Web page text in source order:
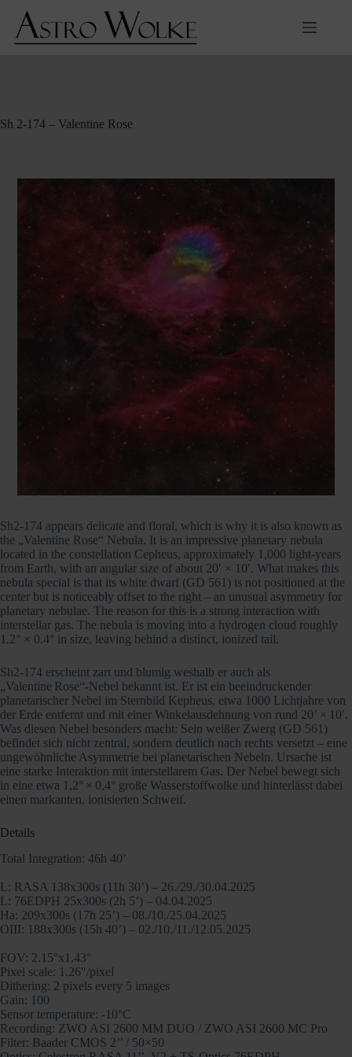
Inhalt
springen
Sh 2-174 – Valentine Rose
Sh2-174 appears delicate and floral, which is why it is also known as
the „Valentine Rose“ Nebula. It is an impressive planetary nebula
located in the constellation Cepheus, approximately 1,000 light-years
from Earth, with an angular size of about 20′ × 10′. What makes this
nebula special is that its white dwarf (GD 561) is not positioned at the
center but is noticeably offset to the right – an unusual asymmetry for
planetary nebulae. The reason for this is a strong interaction with
interstellar gas. The nebula is moving into a hydrogen cloud roughly
1.2° × 0.4° in size, leaving behind a distinct, ionized tail.
Sh2‑174 erscheint zart und blumig weshalb er auch als
„Valentine Rose“-Nebel bekannt ist. Er ist ein beeindruckender
planetarischer Nebel im Sternbild Kepheus, etwa 1000 Lichtjahre von
der Erde entfernt und mit einer Winkelausdehnung von rund 20’ × 10′.
Was diesen Nebel besonders macht: Sein weißer Zwerg (GD 561)
befindet sich nicht zentral, sondern deutlich nach rechts versetzt – eine
ungewöhnliche Asymmetrie bei planetarischen Nebeln. Ursache ist
eine starke Interaktion mit interstellarem Gas. Der Nebel bewegt sich
in eine etwa 1,2° × 0,4° große Wasserstoffwolke und hinterlässt dabei
einen markanten, ionisierten Schweif.
Details
Total Integration: 46h 40’
L: RASA 138x300s (11h 30’) – 26./29./30.04.2025
L: 76EDPH 25x300s (2h 5’) – 04.04.2025
Ha: 209x300s (17h 25’) – 08./10./25.04.2025
OIII: 188x300s (15h 40’) – 02./10./11./12.05.2025
FOV: 2.15°x1.43°
Pixel scale: 1.26″/pixel
Dithering: 2 pixels every 5 images
Gain: 100
Sensor temperature: -10°C
Recording: ZWO ASI 2600 MM DUO / ZWO ASI 2600 MC Pro
Filter: Baader CMOS 2’’ / 50×50